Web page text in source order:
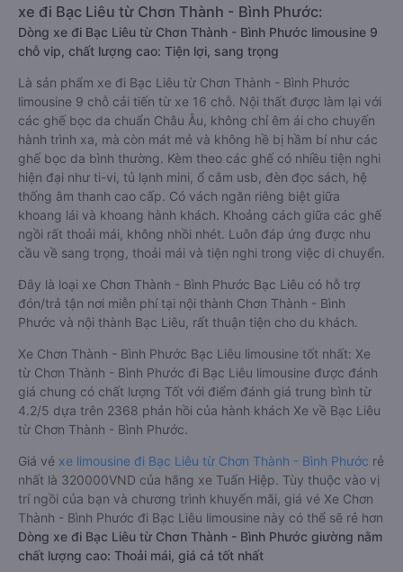
xe đi Bạc Liêu từ Chơn Thành - Bình Phước:
Dòng xe đi Bạc Liêu từ Chơn Thành - Bình Phước limousine 9
chỗ vip, chất lượng cao: Tiện lợi, sang trọng
Là sản phẩm xe đi Bạc Liêu từ Chơn Thành - Bình Phước
limousine 9 chỗ cải tiến từ xe 16 chỗ. Nội thất được làm lại với
các ghế bọc da chuẩn Châu Âu, không chỉ êm ái cho chuyến
hành trình xa, mà còn mát mẻ và không hề bị hầm bí như các
ghế bọc da bình thường. Kèm theo các ghế có nhiều tiện nghi
hiện đại như ti-vi, tủ lạnh mini, ổ cắm usb, đèn đọc sách, hệ
thống âm thanh cao cấp. Có vách ngăn riêng biệt giữa
khoang lái và khoang hành khách. Khoảng cách giữa các ghế
ngồi rất thoải mái, không nhồi nhét. Luôn đáp ứng được nhu
cầu về sang trọng, thoải mái và tiện nghi trong việc di chuyển.
Đây là loại xe Chơn Thành - Bình Phước Bạc Liêu có hỗ trợ
đón/trả tận nơi miễn phí tại nội thành Chơn Thành - Bình
Phước và nội thành Bạc Liêu, rất thuận tiện cho du khách.
Xe Chơn Thành - Bình Phước Bạc Liêu limousine tốt nhất: Xe
từ Chơn Thành - Bình Phước đi Bạc Liêu limousine được đánh
giá chung có chất lượng Tốt với điểm đánh giá trung bình từ
4.2/5 dựa trên 2368 phản hồi của hành khách Xe về Bạc Liêu
từ Chơn Thành - Bình Phước.
Giá vé xe limousine đi Bạc Liêu từ Chơn Thành - Bình Phước rẻ
nhất là 320000VND của hãng xe Tuấn Hiệp. Tùy thuộc vào vị
trí ngồi của bạn và chương trình khuyến mãi, giá vé Xe Chơn
Thành - Bình Phước đi Bạc Liêu limousine này có thể sẽ rẻ hơn
Dòng xe đi Bạc Liêu từ Chơn Thành - Bình Phước giường nằm
chất lượng cao: Thoải mái, giá cả tốt nhất